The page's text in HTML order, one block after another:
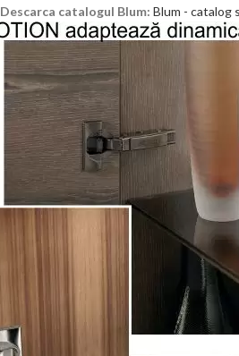
Descarca catalogul Blum: Blum - catalog